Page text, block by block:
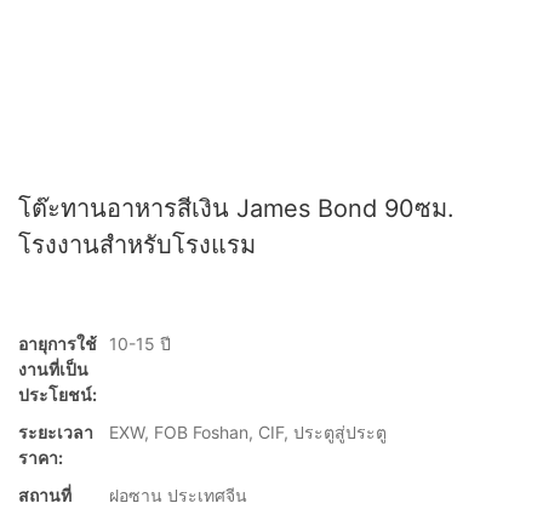
โต๊ะทานอาหารสีเงิน James Bond 90ซม.
โรงงานสำหรับโรงแรม
อายุการใช้
งานที่เป็น
ประโยชน์:
10-15 ปี
ระยะเวลา
ราคา:
EXW, FOB Foshan, CIF, ประตูสู่ประตู
สถานที่
ฝอซาน ประเทศจีน